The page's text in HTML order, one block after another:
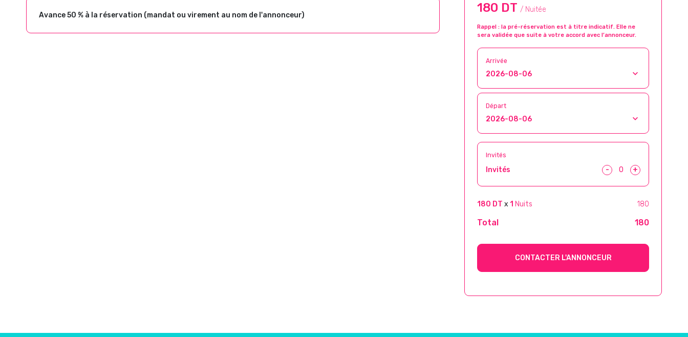
Avance 50 % à la réservation (mandat ou virement au nom de l'annonceur)
180 DT / Nuitée
Rappel : la pré-réservation est à titre indicatif. Elle ne
sera validée que suite à votre accord avec l’annonceur.
Arrivée
Départ
Invités
Invités - +
180 DT x 1 Nuits 180
Total 180
CONTACTER L'ANNONCEUR